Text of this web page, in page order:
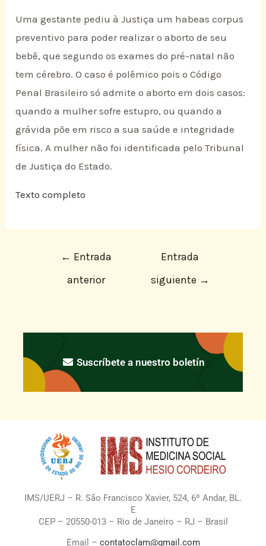
Uma gestante pediu à Justiça um habeas corpus
preventivo para poder realizar o aborto de seu
bebê, que segundo os exames do pré-natal não
tem cérebro. O caso é polêmico pois o Código
Penal Brasileiro só admite o aborto em dois casos:
quando a mulher sofre estupro, ou quando a
grávida põe em risco a sua saúde e integridade
física. A mulher não foi identificada pelo Tribunal
de Justiça do Estado.
Texto completo
← Entrada
anterior
Entrada
siguiente →
Suscríbete a nuestro boletín
IMS/UERJ – R. São Francisco Xavier, 524, 6º Andar, BL.
E
CEP – 20550-013 – Rio de Janeiro – RJ – Brasil
Email – contatoclam@gmail.com